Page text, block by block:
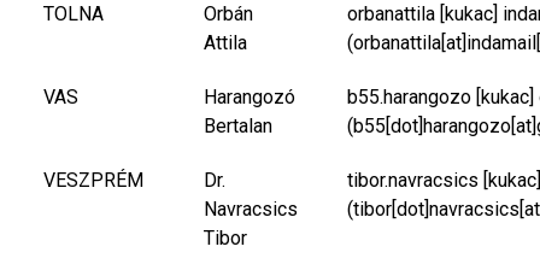
TOLNA
Orbán
Attila
orbanattila [kukac]
VAS
Harangozó
Bertalan
b55.harangozo [kukac]
VESZPRÉM
Dr.
Navracsics
Tibor
tibor.navracsics